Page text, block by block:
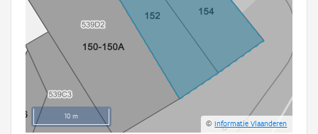
10 m
©Informatie Vlaanderen